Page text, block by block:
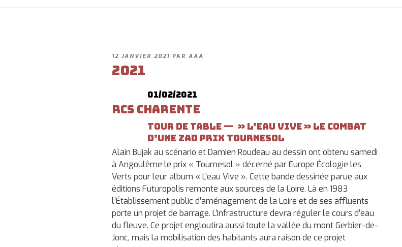
PUBLIÉ
LE
12 JANVIER 2021 PAR AAA
2021
01/02/2021
RCS Charente
Tour de table — » L’eau vive » le combat
d’une ZAD prix Tournesol
Alain Bujak au scénario et Damien Roudeau au dessin ont obtenu samedi
à Angoulême le prix « Tournesol » décerné par Europe Écologie les
Verts pour leur album « L’eau Vive ». Cette bande dessinée parue aux
éditions Futuropolis remonte aux sources de la Loire. Là en 1983
l’Établissement public d’aménagement de la Loire et de ses affluents
porte un projet de barrage. L’infrastructure devra réguler le cours d’eau
du fleuve. Ce projet engloutira aussi toute la vallée du mont Gerbier-de-
Jonc, mais la mobilisation des habitants aura raison de ce projet